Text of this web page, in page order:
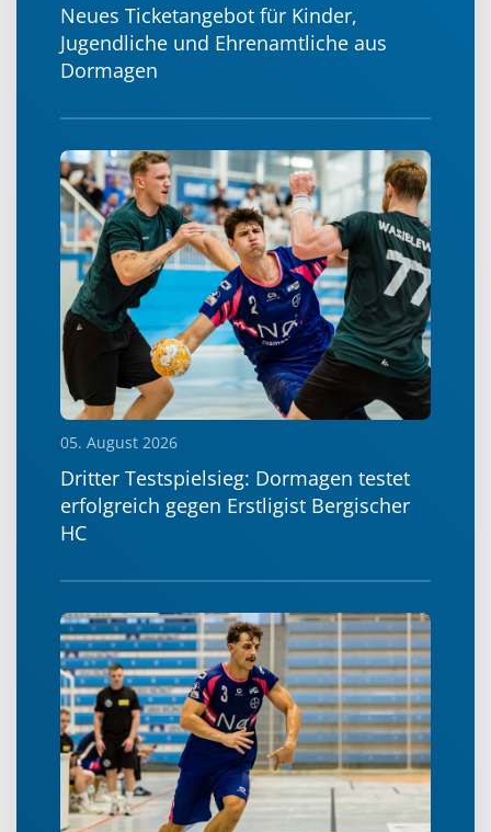
Neues Ticketangebot für Kinder,
Jugendliche und Ehrenamtliche aus
Dormagen
05. August 2026
Dritter Testspielsieg: Dormagen testet
erfolgreich gegen Erstligist Bergischer
HC